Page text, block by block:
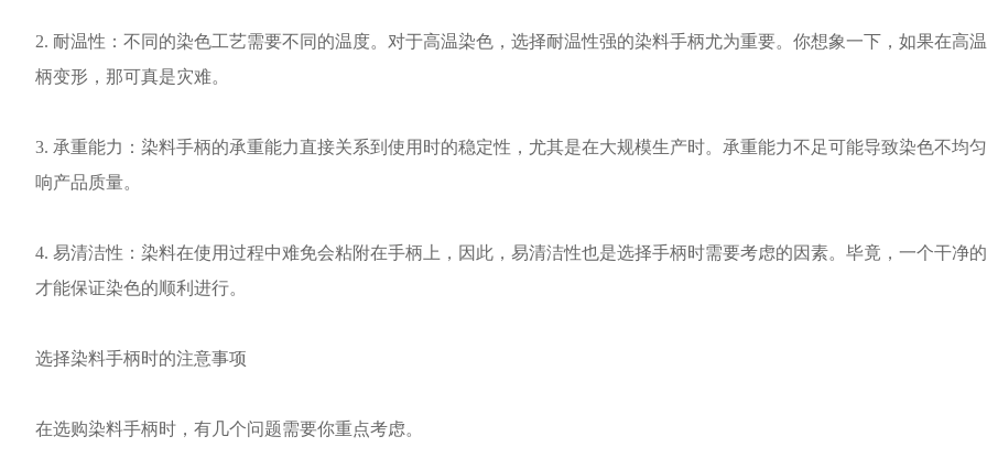
2. 耐温性：不同的染色工艺需要不同的温度。对于高温染色，选择耐温性强的染料手柄尤为重要。你想象一下，如果在高
柄变形，那可真是灾难。
3. 承重能力：染料手柄的承重能力直接关系到使用时的稳定性，尤其是在大规模生产时。承重能力不足可能导致染色不均
响产品质量。
4. 易清洁性：染料在使用过程中难免会粘附在手柄上，因此，易清洁性也是选择手柄时需要考虑的因素。毕竟，一个干净
才能保证染色的顺利进行。
选择染料手柄时的注意事项
在选购染料手柄时，有几个问题需要你重点考虑。